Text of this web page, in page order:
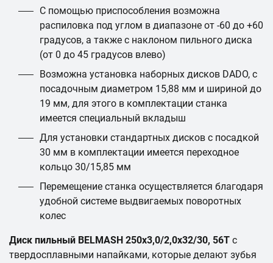
С помощью приспособления возможна
распиловка под углом в диапазоне от -60 до +60
градусов, а также с наклоном пильного диска
(от 0 до 45 градусов влево)
Возможна установка наборных дисков DADO, с
посадочным диаметром 15,88 мм и шириной до
19 мм, для этого в комплектации станка
имеется специальный вкладыш
Для установки стандартных дисков с посадкой
30 мм в комплектации имеется переходное
кольцо 30/15,85 мм
Перемещение станка осуществляется благодаря
удобной системе выдвигаемых поворотных
колес
Диск пильный BELMASH 250x3,0/2,0x32/30, 56T с
твердосплавными напайками, которые делают зубья